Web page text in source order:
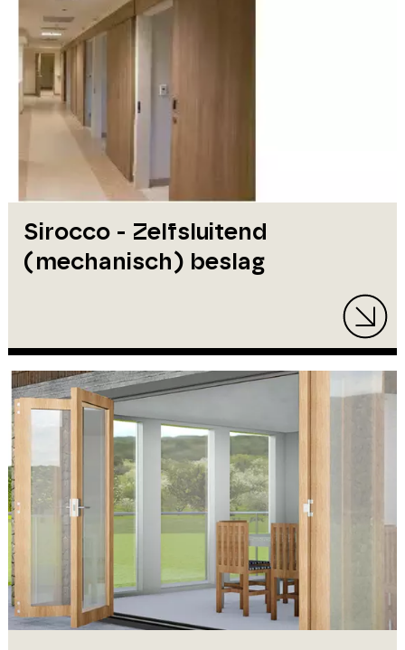
Sirocco - Zelfsluitend
(mechanisch) beslag